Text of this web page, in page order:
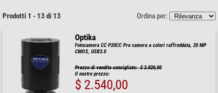
Prodotti 1 - 13 di 13 Ordina per:
Optika
Fotocamera CC P20CC Pro camera a colori raffreddata, 20 MP
CMOS, USB3.0
Prezzo di vendita consigliato: $ 2.820,00
Il nostro prezzo:
$ 2.540,00